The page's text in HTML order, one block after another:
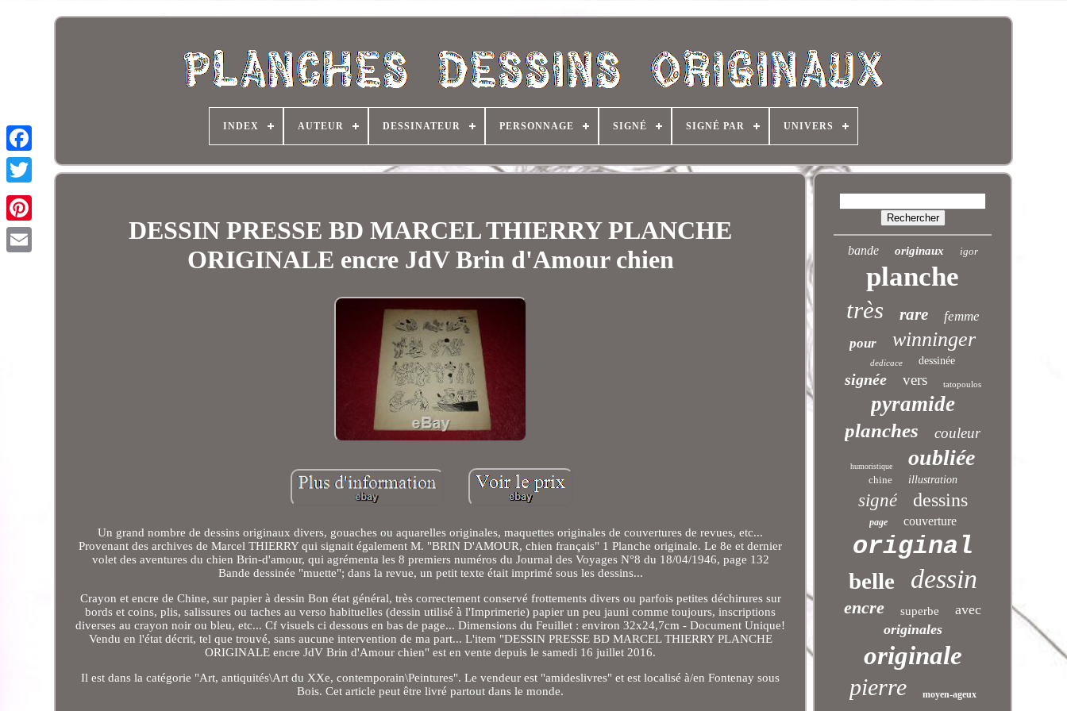
INDEX AUTEUR DESSINATEUR PERSONNAGE SIGNÉ SIGNÉ PAR UNIVERS
DESSIN PRESSE BD MARCEL THIERRY PLANCHE
ORIGINALE encre JdV Brin d'Amour chien
Un grand nombre de dessins originaux divers, gouaches ou aquarelles originales, maquettes originales de couvertures de revues, etc...
Provenant des archives de Marcel THIERRY qui signait également M. "BRIN D'AMOUR, chien français" 1 Planche originale. Le 8e et dernier
volet des aventures du chien Brin-d'amour, qui agrémenta les 8 premiers numéros du Journal des Voyages N°8 du 18/04/1946, page 132
Bande dessinée "muette"; dans la revue, un petit texte était imprimé sous les dessins...
Crayon et encre de Chine, sur papier à dessin Bon état général, très correctement conservé frottements divers ou parfois petites déchirures sur
bords et coins, plis, salissures ou taches au verso habituelles (dessin utilisé à l'Imprimerie) papier un peu jauni comme toujours, inscriptions
diverses au crayon noir ou bleu, etc... Cf visuels ci dessous en bas de page... Dimensions du Feuillet : environ 32x24,7cm - Document Unique!
Vendu en l'état décrit, tel que trouvé, sans aucune intervention de ma part... L'item "DESSIN PRESSE BD MARCEL THIERRY PLANCHE
ORIGINALE encre JdV Brin d'Amour chien" est en vente depuis le samedi 16 juillet 2016.
Il est dans la catégorie "Art, antiquités\Art du XXe, contemporain\Peintures". Le vendeur est "amideslivres" et est localisé à/en Fontenay sous
Bois. Cet article peut être livré partout dans le monde.
bande originaux igor
planche
très rare
femme
pour
winninger
dedicace dessinée
signée vers tatopoulos
pyramide
planches couleur
humoristique oubliée
chine illustration
signé dessins
page couverture
original
belle dessin
encre superbe
avec
originales
originale
pierre moyen-ageux